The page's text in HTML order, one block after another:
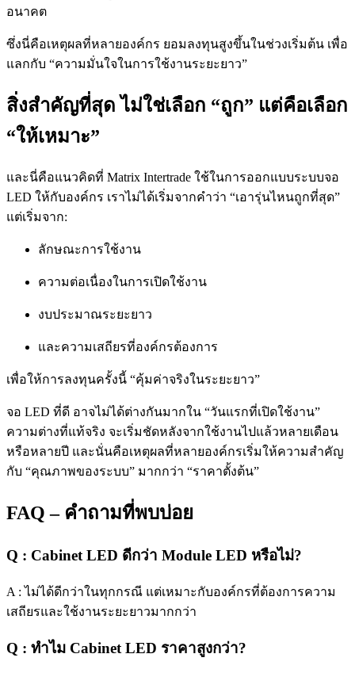
อนาคต
ซึ่งนี่คือเหตุผลที่หลายองค์กร ยอมลงทุนสูงขึ้นในช่วงเริ่มต้น เพื่อ
แลกกับ “ความมั่นใจในการใช้งานระยะยาว”
สิ่งสำคัญที่สุด ไม่ใช่เลือก “ถูก” แต่คือเลือก
“ให้เหมาะ”
และนี่คือแนวคิดที่ Matrix Intertrade ใช้ในการออกแบบระบบจอ
LED ให้กับองค์กร เราไม่ได้เริ่มจากคำว่า “เอารุ่นไหนถูกที่สุด”
แต่เริ่มจาก:
ลักษณะการใช้งาน
ความต่อเนื่องในการเปิดใช้งาน
งบประมาณระยะยาว
และความเสถียรที่องค์กรต้องการ
เพื่อให้การลงทุนครั้งนี้ “คุ้มค่าจริงในระยะยาว”
จอ LED ที่ดี อาจไม่ได้ต่างกันมากใน “วันแรกที่เปิดใช้งาน”
ความต่างที่แท้จริง จะเริ่มชัดหลังจากใช้งานไปแล้วหลายเดือน
หรือหลายปี และนั่นคือเหตุผลที่หลายองค์กรเริ่มให้ความสำคัญ
กับ “คุณภาพของระบบ” มากกว่า “ราคาตั้งต้น”
FAQ – คำถามที่พบบ่อย
Q : Cabinet LED ดีกว่า Module LED หรือไม่?
A : ไม่ได้ดีกว่าในทุกกรณี แต่เหมาะกับองค์กรที่ต้องการความ
เสถียรและใช้งานระยะยาวมากกว่า
Q : ทำไม Cabinet LED ราคาสูงกว่า?